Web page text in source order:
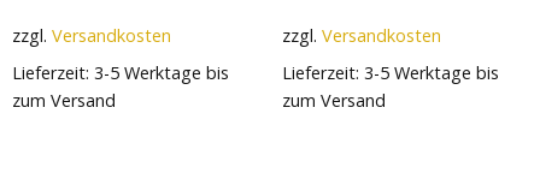
zzgl. Versandkosten
Lieferzeit: 3-5 Werktage bis
zum Versand
zzgl. Versandkosten
Lieferzeit: 3-5 Werktage bis
zum Versand